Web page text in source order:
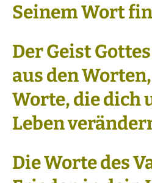
Seinem Wort
Der Geist
aus den
Worte, die dich
Leben
Die Worte des